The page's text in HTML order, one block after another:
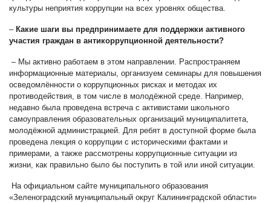
культуры неприятия коррупции на всех уровнях общества.
– Какие шаги вы предпринимаете для поддержки активного
участия граждан в антикоррупционной деятельности?
– Мы активно работаем в этом направлении. Распространяем
информационные материалы, организуем семинары для повышения
осведомлённости о коррупционных рисках и методах их
противодействия, в том числе в молодёжной среде. Например,
недавно была проведена встреча с активистами школьного
самоуправления образовательных организаций муниципалитета,
молодёжной администрацией. Для ребят в доступной форме была
проведена лекция о коррупции с историческими фактами и
примерами, а также рассмотрены коррупционные ситуации из
жизни, как правильно было бы поступить в той или иной ситуации.
На официальном сайте муниципального образования
«Зеленоградский муниципальный округ Калининградской области»